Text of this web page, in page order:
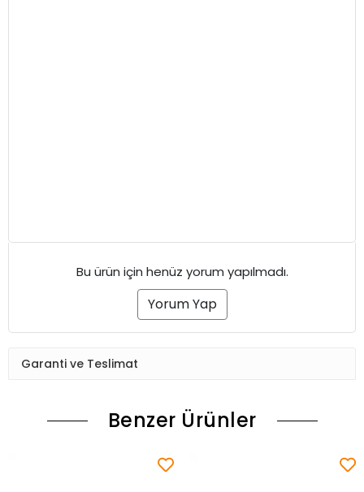
Bu ürün için henüz yorum yapılmadı.
Yorum Yap
Garanti ve Teslimat
Benzer Ürünler